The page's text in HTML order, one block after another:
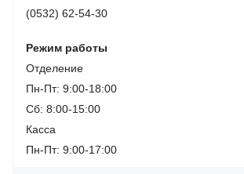
(0532) 62-54-30
Режим работы
Отделение
Пн-Пт: 9:00-18:00
Сб: 8:00-15:00
Касса
Пн-Пт: 9:00-17:00